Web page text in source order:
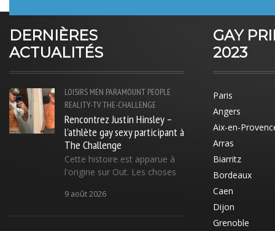
DERNIÈRES
ACTUALITÉS
LOISIRS MEN PARAMOUNT PEOPLE
REALITY-TVTHE-CHALLENGE
Rencontrez Justin Hinsley –
l'athlète gay sexy participant à
The Challenge
Cette histoire est apparue à
l'origine sur Out. Les choses
9 août 2026
GAY
2023
Paris
Angers
Aix-en-
Arras
Biarritz
Bordeaux
Caen
Dijon
Grenoble